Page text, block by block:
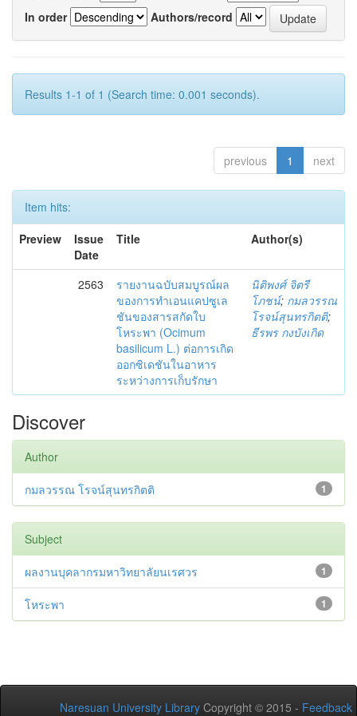
In order
Authors/record
Results 1-1 of 1 (Search time: 0.001 seconds).
previous 1 next
Item hits:
Preview
Issue
Date
Title Author(s)
2563
รายงานฉบับสมบูรณ์ผล
ของการทำเอนแคปซูเล
ชันของสารสกัดใบ
โหระพา (Ocimum
basilicum L.) ต่อการเกิด
ออกซิเดชันในอาหาร
ระหว่างการเก็บรักษา
นิติพงศ์ จิตรี
โภชน์; กมลวรรณ
โรจน์สุนทรกิตติ;
ธีรพร กงบังเกิด
Discover
Author
1
กมลวรรณ โรจน์สุนทรกิตติ
Subject
1
ผลงานบุคลากรมหาวิทยาลัยนเรศวร
1
โหระพา
Naresuan University Library Copyright © 2015 - Feedback